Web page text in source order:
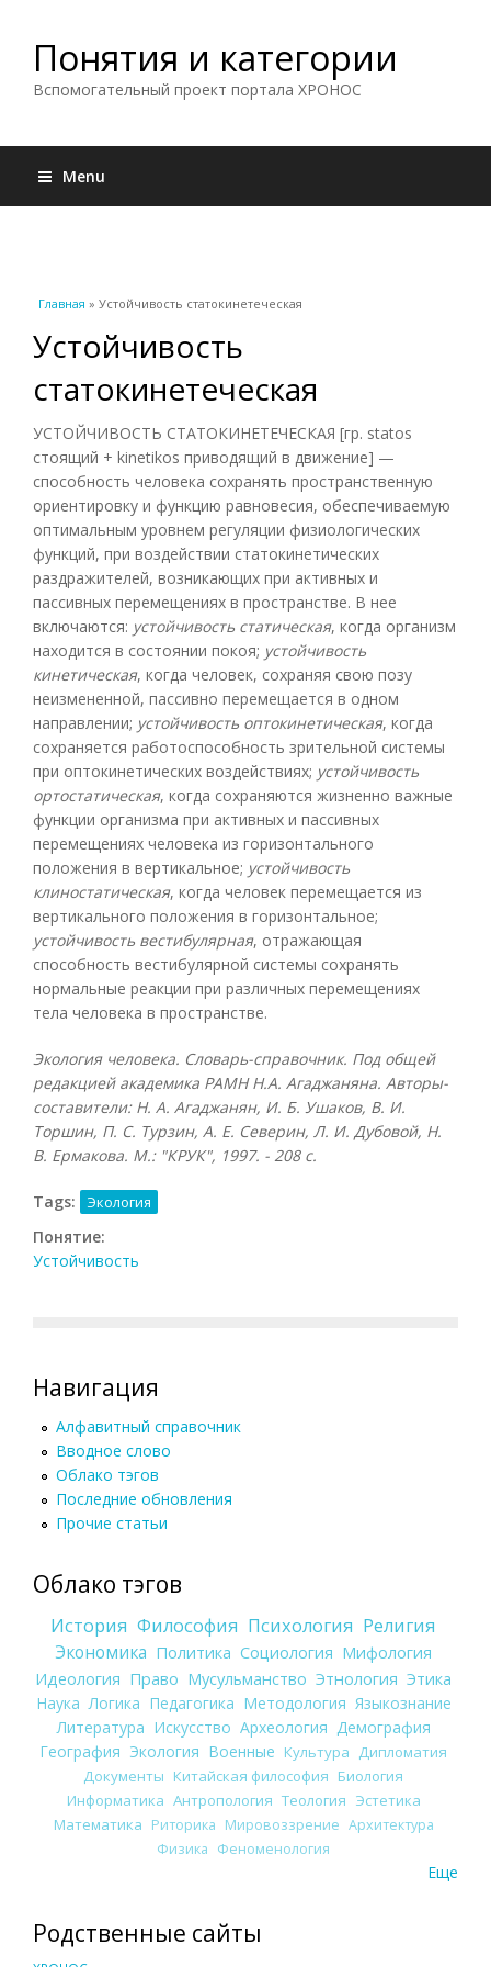
Понятия и категории
Вспомогательный проект портала ХРОНОС
Menu
Вы здесь
Главная » Устойчивость статокинетеческая
Устойчивость
статокинетеческая
УСТОЙЧИВОСТЬ СТАТОКИНЕТЕЧЕСКАЯ [гр. statos
стоящий + kinetikos приводящий в движение] —
способность человека сохранять пространственную
ориентировку и функцию равновесия, обеспечиваемую
оптимальным уровнем регуляции физиологических
функций, при воздействии статокинетических
раздражителей, возникающих при активных и
пассивных перемещениях в пространстве. В нее
включаются: устойчивость статическая, когда организм
находится в состоянии покоя; устойчивость
кинетическая, когда человек, сохраняя свою позу
неизмененной, пассивно перемещается в одном
направлении; устойчивость оптокинетическая, когда
сохраняется работоспособность зрительной системы
при оптокинетических воздействиях; устойчивость
ортостатическая, когда сохраняются жизненно важные
функции организма при активных и пассивных
перемещениях человека из горизонтального
положения в вертикальное; устойчивость
клиностатическая, когда человек перемещается из
вертикального положения в горизонтальное;
устойчивость вестибулярная, отражающая
способность вестибулярной системы сохранять
нормальные реакции при различных перемещениях
тела человека в пространстве.
Экология человека. Словарь-справочник. Под общей
редакцией академика РАМН Н.А. Агаджаняна. Авторы-
составители: Н. А. Агаджанян, И. Б. Ушаков, В. И.
Торшин, П. С. Турзин, А. Е. Северин, Л. И. Дубовой, Н.
В. Ермакова. М.: "КРУК", 1997. - 208 с.
Tags: Экология
Понятие:
Устойчивость
Навигация
Алфавитный справочник
Вводное слово
Облако тэгов
Последние обновления
Прочие статьи
Облако тэгов
История Философия Психология Религия
Экономика Политика Социология Мифология
Идеология Право Мусульманство Этнология Этика
Наука Логика Педагогика Методология Языкознание
Литература Искусство Археология Демография
География Экология Военные Культура
Дипломатия
Документы Китайская философия Биология
Информатика Антропология Теология Эстетика
Математика Риторика Мировоззрение Архитектура
Физика Феноменология
Еще
Родственные сайты